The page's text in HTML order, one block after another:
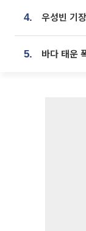
4.
5. 바다 태운